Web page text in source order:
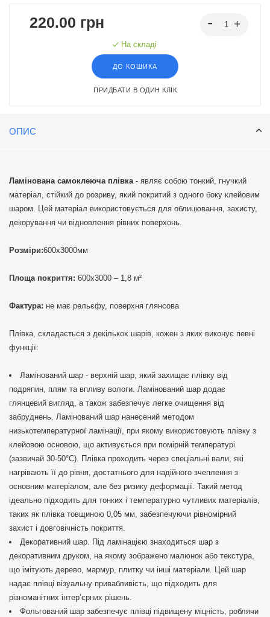
220.00 грн
На складі
ДО КОШИКА
ПРИДБАТИ В ОДИН КЛІК
ОПИС
Ламінована самоклеюча плівка- являє собою тонкий, гнучкий
матеріал, стійкий до розриву, який покритий з одного боку клейовим
шаром. Цей матеріал використовується для облицювання, захисту,
декорування чи відновлення рівних поверхонь.
Розміри:600х3000мм
Площа покриття: 600х3000 – 1,8 м²
Фактура: не має рельєфу, поверхня глянсова
Плівка, складається з декількох шарів, кожен з яких виконує певні
функції:
Ламінований шар - верхній шар, який захищає плівку від
подряпин, плям та впливу вологи. Ламінований шар додає
глянцевий вигляд, а також забезпечує легке очищення від
забруднень. Ламінований шар нанесений методом
низькотемпературної ламінації, при якому використовують плівку з
клейовою основою, що активується при помірній температурі
(зазвичай 30-50°C). Плівка проходить через спеціальні вали, які
нагрівають її до рівня, достатнього для надійного зчеплення з
основним матеріалом, але без ризику деформації. Такий метод
ідеально підходить для тонких і температурно чутливих матеріалів,
таких як плівка товщиною 0,05 мм, забезпечуючи рівномірний
захист і довговічність покриття.
Декоративний шар. Під ламінацією знаходиться шар з
декоративним друком, на якому зображено малюнок або текстура,
що імітують дерево, мармур, плитку чи інші матеріали. Цей шар
надає плівці візуальну привабливість, що підходить для
різноманітних інтер’єрних рішень.
Фольгований шар забезпечує плівці підвищену міцність, роблячи